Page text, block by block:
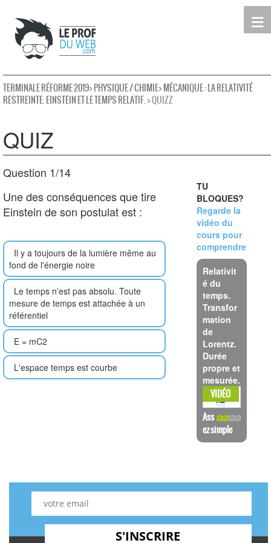
≡
leProfDuWeb
Seconde
Première
Terminale
Rechercher
TERMINALE RÉFORME 2019>PHYSIQUE / CHIMIE>MÉCANIQUE : LA RELATIVITÉ
RESTREINTE. EINSTEIN ET LE TEMPS RELATIF.> QUIZZ
QUIZ
Question 1/14
Une des conséquences que tire
Einstein de son postulat est :
Il y a toujours de la lumière même au
fond de l'énergie noire
Le temps n'est pas absolu. Toute
mesure de temps est attachée à un
référentiel
E = mC2
L'espace temps est courbe
TU
BLOQUES?
Regarde la
vidéo du
cours pour
comprendre
Relativit
é du
temps.
Transfor
mation
de
Lorentz.
Durée
propre et
mesurée.
VOIR LA
VIDÉO
Ass
ez simple